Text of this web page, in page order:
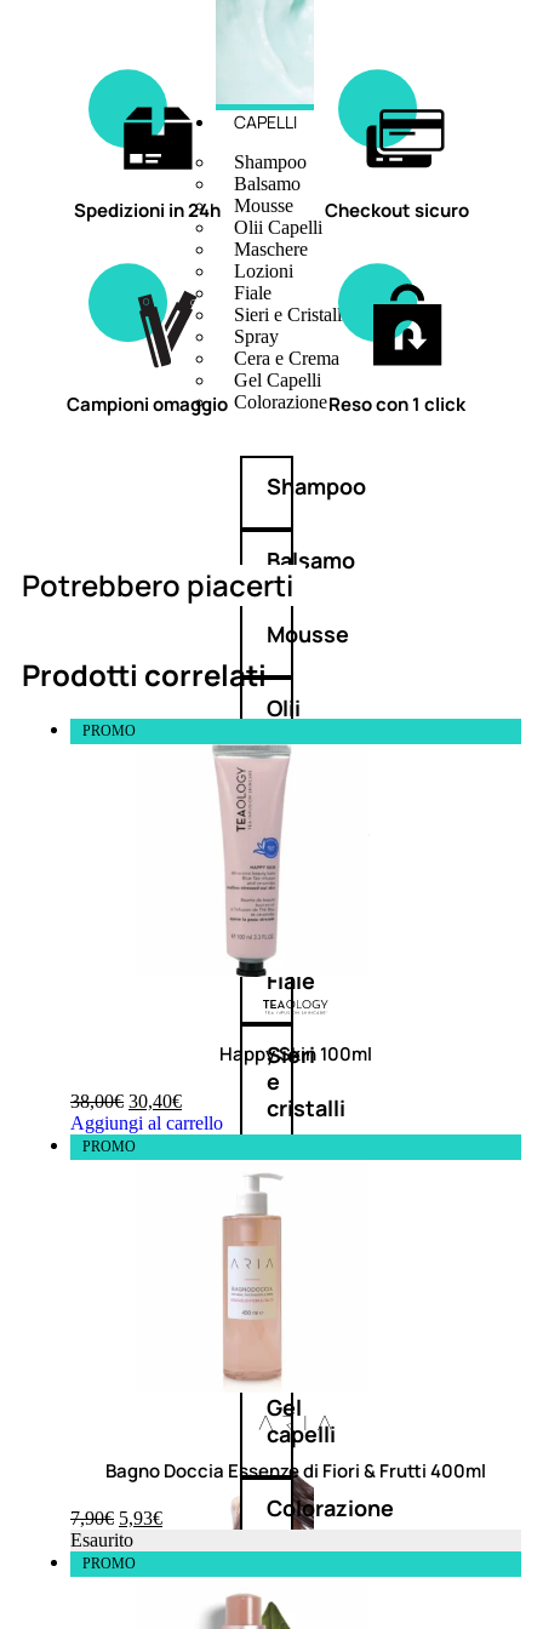
CAPELLI
Shampoo
Balsamo
Mousse
Olii Capelli
Maschere
Lozioni
Fiale
Sieri e Cristalli
Spray
Cera e Crema
Gel Capelli
Colorazione
Shampoo
Balsamo
Mousse
Olii
Maschere
Lozioni
Fiale
Sieri
e
cristalli
Cera
e
Gel
capelli
Colorazione
SOLARI
Spedizioni in 24h Checkout sicuro
Campioni omaggio Reso con 1 click
Potrebbero piacerti
Prodotti correlati
PROMO
Happy Skin 100ml
38,00€ 30,40€
Aggiungi al carrello
PROMO
Bagno Doccia Essenze di Fiori & Frutti 400ml
7,90€ 5,93€
Esaurito
PROMO